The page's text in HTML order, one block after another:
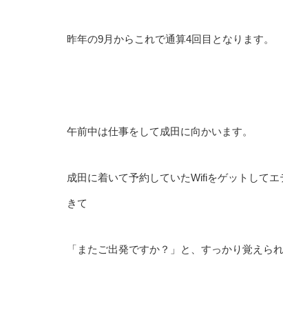
昨年の9月からこれで通算4回目となります。
午前中は仕事をして成田に向かいます。
成田に着いて予約していたWifiをゲットして
きて
「またご出発ですか？」と、すっかり覚えられ